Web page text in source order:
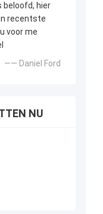
beloofd, hier
recentste
voor me
—— Daniel Ford
NU